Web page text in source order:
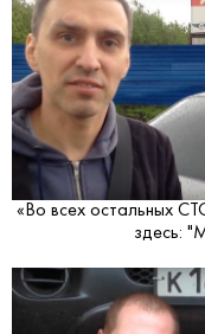
«Во всех остальных
здесь: